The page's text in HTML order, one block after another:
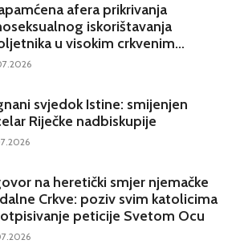
afera prikrivanja
iskorištavanja
u visokim crkvenim
potresa Hrvatsku
svjedok Istine: smijenjen
Riječke nadbiskupije
na heretički smjer njemačke
Crkve: poziv svim katolicima
peticije Svetom Ocu